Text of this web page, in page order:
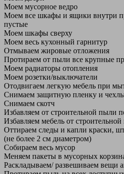
Моем мусорное ведро
Моем все шкафы и ящики внутри
пустые
Моем шкафы сверху
Моем весь кухонный гарнитур
Отмываем жировые отложения
Протираем от пыли все крупные
Моем радиаторы отопления
Моем розетки/выключатели
Отодвигаем легкую мебель при
Снимаем защитную пленку и
Снимаем скотч
Избавляем от строительной пыли
Избавляем мебель от
Оттираем следы и капли краски,
(не более 2 см диаметром)
Собираем весь мусор
Меняем пакеты в мусорных
Раскладываем/ развешиваем вещи